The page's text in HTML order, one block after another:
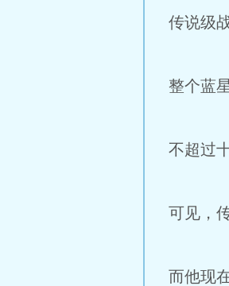
传说级
整个蓝
不超过
可见，
而他现